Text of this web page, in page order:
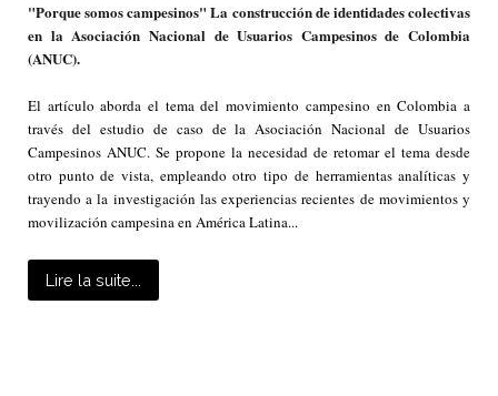
"Porque somos campesinos" La construcción de identidades colectivas
en la Asociación Nacional de Usuarios Campesinos de Colombia
(ANUC).
El artículo aborda el tema del movimiento campesino en Colombia a
través del estudio de caso de la Asociación Nacional de Usuarios
Campesinos ANUC. Se propone la necesidad de retomar el tema desde
otro punto de vista, empleando otro tipo de herramientas analíticas y
trayendo a la investigación las experiencias recientes de movimientos y
movilización campesina en América Latina...
Lire la suite...